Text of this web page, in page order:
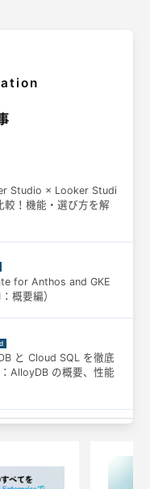
Studio × Looker Studi
！機能・選び方を解
for Anthos and GKE
概要編）
と Cloud SQL を徹底
AlloyDB の概要、性能